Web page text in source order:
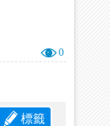
0
標籤